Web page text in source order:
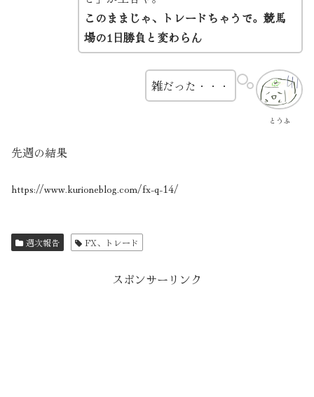
このままじゃ、トレードちゃうで。競馬
場の1日勝負と変わらん
とうふ
雑だった・・・
先週の結果
https://www.kurioneblog.com/fx-q-14/
週次報告 FX、トレード
スポンサーリンク